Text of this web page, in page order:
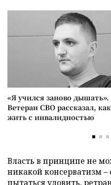
«Я учился заново дышать».
Ветеран СВО рассказал, как
жить с инвалидностью
Власть в принципе не
никакой консерватизм
пытаться уловить,